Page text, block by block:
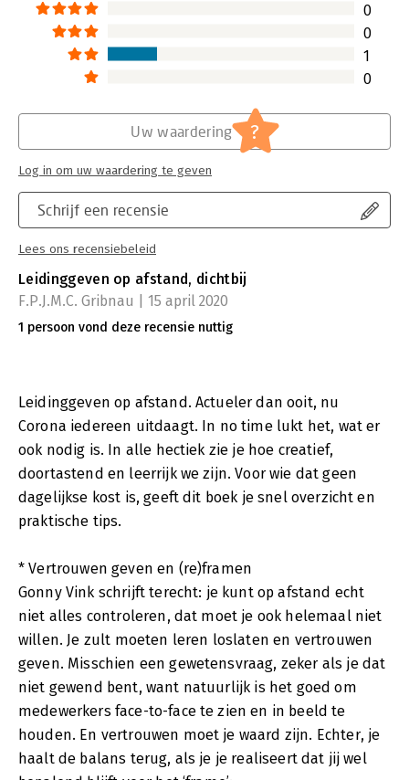
0
0
1
0
Schrijf een recensie
Lees ons recensiebeleid
Uw waardering ?
Log in om uw waardering te geven
Leidinggeven op afstand, dichtbij
F.P.J.M.C. Gribnau | 15 april 2020
1 persoon vond deze recensie nuttig
Leidinggeven op afstand. Actueler dan ooit, nu
Corona iedereen uitdaagt. In no time lukt het, wat er
ook nodig is. In alle hectiek zie je hoe creatief,
doortastend en leerrijk we zijn. Voor wie dat geen
dagelijkse kost is, geeft dit boek je snel overzicht en
praktische tips.
* Vertrouwen geven en (re)framen
Gonny Vink schrijft terecht: je kunt op afstand echt
niet alles controleren, dat moet je ook helemaal niet
willen. Je zult moeten leren loslaten en vertrouwen
geven. Misschien een gewetensvraag, zeker als je dat
niet gewend bent, want natuurlijk is het goed om
medewerkers face-to-face te zien en in beeld te
houden. En vertrouwen moet je waard zijn. Echter, je
haalt de balans terug, als je je realiseert dat jij wel